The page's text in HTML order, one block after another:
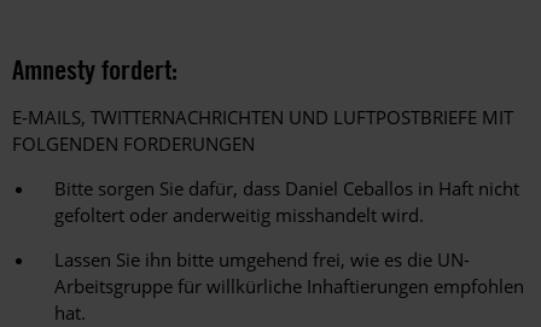
Amnesty fordert:
E-MAILS, TWITTERNACHRICHTEN UND LUFTPOSTBRIEFE MIT
FOLGENDEN FORDERUNGEN
Bitte sorgen Sie dafür, dass Daniel Ceballos in Haft nicht
gefoltert oder anderweitig misshandelt wird.
Lassen Sie ihn bitte umgehend frei, wie es die UN-
Arbeitsgruppe für willkürliche Inhaftierungen empfohlen
hat.